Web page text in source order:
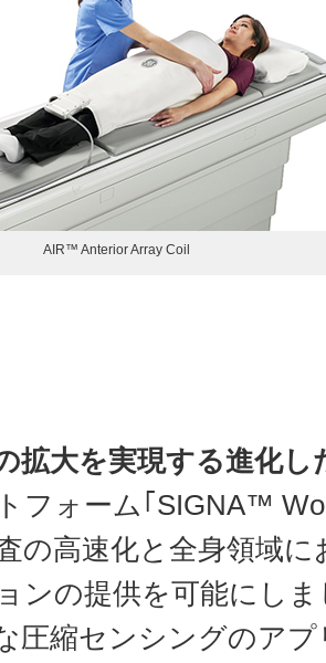
AIR™ Anterior Array Coil
拡大を実現する進化
フォーム｢SIGNA™
の高速化と全身領域
ンの提供を可能にし
圧縮センシングのア